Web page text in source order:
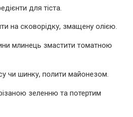
для тіста.
на сковорідку, змащену олією.
млинець змастити томатною
чи шинку, полити майонезом.
зеленню та потертим